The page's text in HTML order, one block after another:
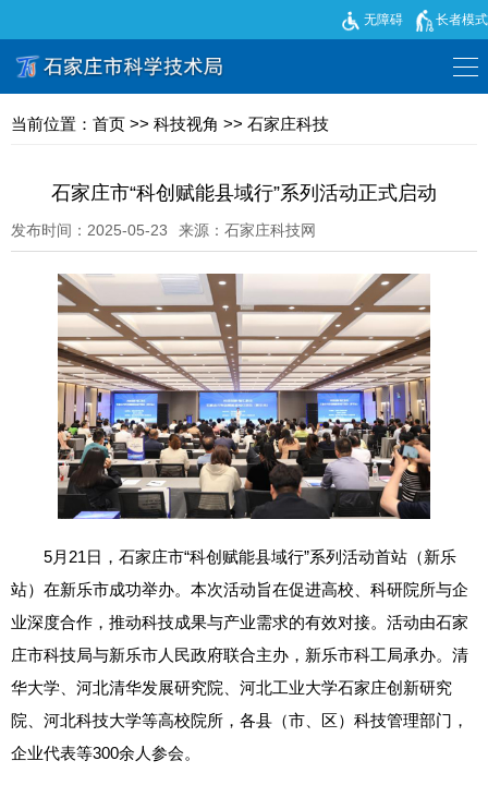
无障碍 长者模式
当前位置： 首页 >> 科技视角 >> 石家庄科技
石家庄市“科创赋能县域行”系列活动正式启动
发布时间：2025-05-23 来源：石家庄科技网
5月21日，石家庄市“科创赋能县域行”系列活动首站（新乐
站）在新乐市成功举办。本次活动旨在促进高校、科研院所与企
业深度合作，推动科技成果与产业需求的有效对接。活动由石家
庄市科技局与新乐市人民政府联合主办，新乐市科工局承办。清
华大学、河北清华发展研究院、河北工业大学石家庄创新研究
院、河北科技大学等高校院所，各县（市、区）科技管理部门，
企业代表等300余人参会。